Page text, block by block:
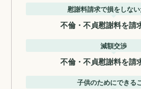
慰謝料請求で損をしな
不倫・不貞慰謝料を請
減額交渉
不倫・不貞慰謝料を請
子供のためにできる